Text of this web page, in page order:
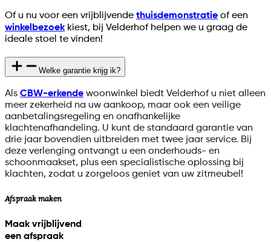
Of u nu voor een vrijblijvende thuisdemonstratie of een
winkelbezoek kiest, bij Velderhof helpen we u graag de
ideale stoel te vinden!
Welke garantie krijg ik?
Als CBW-erkende woonwinkel biedt Velderhof u niet alleen
meer zekerheid na uw aankoop, maar ook een veilige
aanbetalingsregeling en onafhankelijke
klachtenafhandeling. U kunt de standaard garantie van
drie jaar bovendien uitbreiden met twee jaar service. Bij
deze verlenging ontvangt u een onderhouds- en
schoonmaakset, plus een specialistische oplossing bij
klachten, zodat u zorgeloos geniet van uw zitmeubel!
Afspraak maken
Maak vrijblijvend
een afspraak